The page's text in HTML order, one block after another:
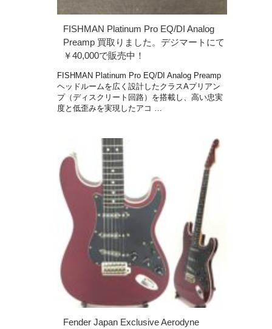
FISHMAN Platinum Pro EQ/DI Analog
Preamp 買取りました。デジマートにて
￥40,000で販売中！
FISHMAN Platinum Pro EQ/DI Analog Preamp
ヘッドルームを広く設計したクラスAプリアン
プ（ディスクリート回路）を搭載し、高い忠実
度と低歪みを実現したアコ …
Fender Japan Exclusive Aerodyne